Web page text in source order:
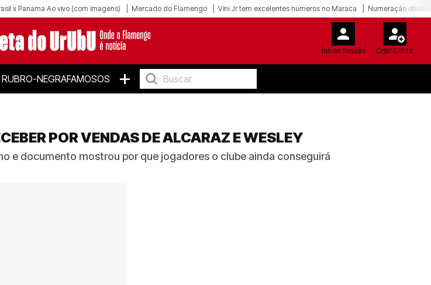
x Panamá Ao vivo (com imagens) Mercado do Flamengo Vini Jr tem excelentes números no Maraca Numeração oficial
Iniciar Sessão Criar Conta
NEGRAFAMOSOS +
POR VENDAS DE ALCARAZ E WESLEY
e documento mostrou por que jogadores o clube ainda conseguirá